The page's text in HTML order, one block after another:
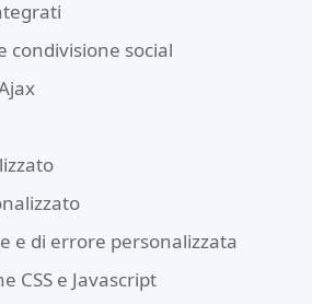
condivisione social
e di errore personalizzata
CSS e Javascript